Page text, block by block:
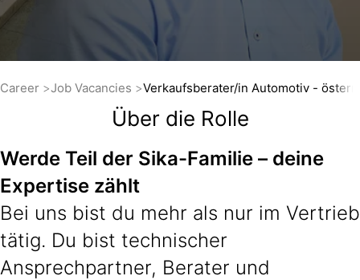
Career Job Vacancies Verkaufsberater/in Automotiv -
Über die Rolle
Werde Teil der Sika-Familie – deine
Expertise zählt
Bei uns bist du mehr als nur im Vertrieb
tätig. Du bist technischer
Ansprechpartner, Berater und